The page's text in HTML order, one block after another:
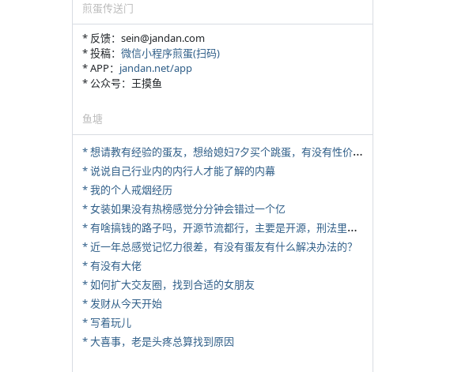
煎蛋传送门
* 反馈：sein@jandan.com
* 投稿： 微信小程序煎蛋(扫码)
* APP： jandan.net/app
* 公众号：王摸鱼
鱼塘
*
想请教有经验的蛋友，想给媳妇7夕买个跳蛋，有没有性价比高的推荐
* 说说自己行业内的内行人才能了解的内幕
* 我的个人戒烟经历
* 女装如果没有热榜感觉分分钟会错过一个亿
*
有啥搞钱的路子吗，开源节流都行，主要是开源，刑法里的咱不做
* 近一年总感觉记忆力很差，有没有蛋友有什么解决办法的？
* 有没有大佬
* 如何扩大交友圈，找到合适的女朋友
* 发财从今天开始
* 写着玩儿
* 大喜事，老是头疼总算找到原因